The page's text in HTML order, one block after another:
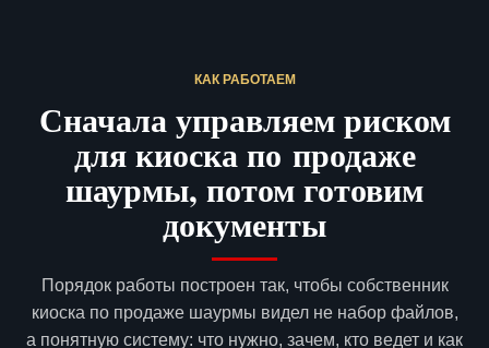
КАК РАБОТАЕМ
Сначала управляем риском
для киоска по продаже
шаурмы, потом готовим
документы
Порядок работы построен так, чтобы собственник
киоска по продаже шаурмы видел не набор файлов,
а понятную систему: что нужно, зачем, кто ведет и как